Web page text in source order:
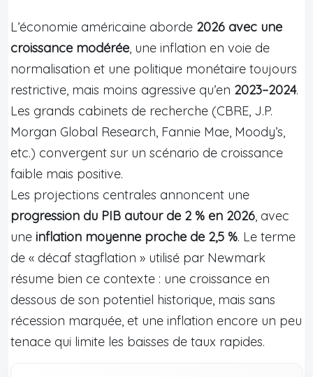
L’économie américaine aborde 2026 avec une
croissance modérée, une inflation en voie de
normalisation et une politique monétaire toujours
restrictive, mais moins agressive qu’en 2023–2024.
Les grands cabinets de recherche (CBRE, J.P.
Morgan Global Research, Fannie Mae, Moody’s,
etc.) convergent sur un scénario de croissance
faible mais positive.
Les projections centrales annoncent une
progression du PIB autour de 2 % en 2026, avec
une inflation moyenne proche de 2,5 %. Le terme
de « décaf stagflation » utilisé par Newmark
résume bien ce contexte : une croissance en
dessous de son potentiel historique, mais sans
récession marquée, et une inflation encore un peu
tenace qui limite les baisses de taux rapides.